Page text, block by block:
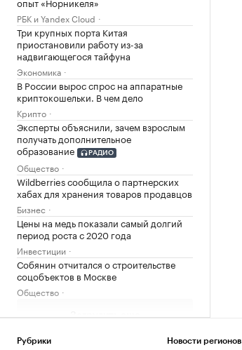
РБК и Yandex Cloud
Три крупных порта Китая
приостановили работу из-за
надвигающегося тайфуна
Экономика
В России вырос спрос на аппаратные
криптокошельки. В чем дело
Крипто
Эксперты объяснили, зачем взрослым
получать дополнительное
образование
РАДИО
Общество
Wildberries сообщила о партнерских
хабах для хранения товаров продавцов
Бизнес
Цены на медь показали самый долгий
период роста с 2020 года
Инвестиции
Собянин отчитался о строительстве
соцобъектов в Москве
Общество
Загрузить еще
Рубрики Новости регионов